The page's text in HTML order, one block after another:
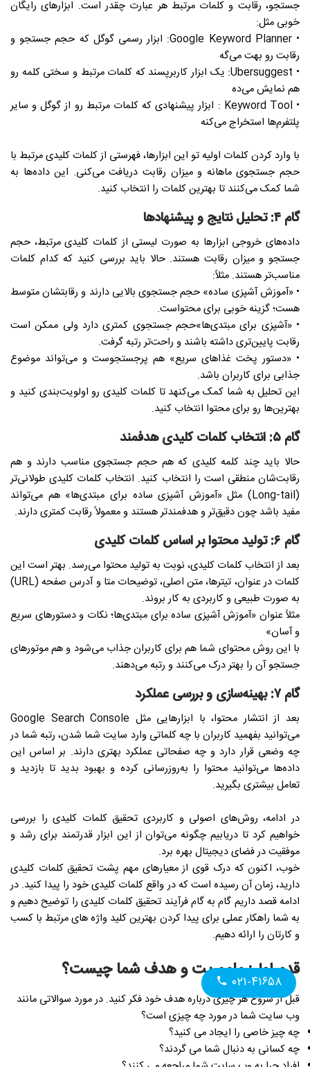
جستجو، رقابت و کلمات مرتبط هر عبارت چقدر است. ابزارهای رایگان
خوبی مثل:
• Google Keyword Planner: ابزار رسمی گوگل که حجم جستجو و
رقابت رو بهت می‌گه
• Ubersuggest: یک ابزار کاربرپسند که کلمات مرتبط و سختی کلمه رو
هم نمایش می‌ده
• Keyword Tool : ابزار پیشنهادی که کلمات مرتبط رو از گوگل و سایر
پلتفرم‌ها استخراج می‌کنه
با وارد کردن کلمات اولیه تو این ابزارها، فهرستی از کلمات کلیدی مرتبط با
حجم جستجوی ماهانه و میزان رقابت دریافت می‌کنی. این داده‌ها به
شما کمک می‌کنند تا بهترین کلمات را انتخاب کنید.
گام ۴: تحلیل نتایج و پیشنهادها
داده‌های خروجی ابزارها به صورت لیستی از کلمات کلیدی مرتبط، حجم
جستجو و میزان رقابت هستند. حالا باید بررسی کنید که کدام کلمات
مناسب‌تر هستند. مثلاً:
• «آموزش آشپزی ساده» حجم جستجوی بالایی دارند و رقابتشان متوسط
هست؛ گزینه خوبی برای محتواست.
• «آشپزی برای مبتدی‌ها»حجم جستجوی کمتری دارد ولی ممکن است
رقابت پایین‌تری داشته باشند و راحت‌تر رتبه گرفت.
• «دستور پخت غذاهای سریع» هم پرجستجوست و می‌تواند موضوع
جذابی برای کاربران باشد.
این تحلیل به شما کمک می‌کنهد تا کلمات کلیدی رو اولویت‌بندی کنید و
بهترین‌ها رو برای محتوا انتخاب کنید.
گام ۵: انتخاب کلمات کلیدی هدفمند
حالا باید چند کلمه کلیدی که هم حجم جستجوی مناسب دارند و هم
رقابت‌شان منطقی است را انتخاب کنید. انتخاب کلمات کلیدی طولانی‌تر
(Long-tail) مثل «آموزش آشپزی ساده برای مبتدی‌ها» هم می‌تواند
مفید باشد چون دقیق‌تر و هدفمندتر هستند و معمولاً رقابت کمتری دارند.
گام ۶: تولید محتوا بر اساس کلمات کلیدی
بعد از انتخاب کلمات کلیدی، نوبت به تولید محتوا می‌رسد. بهتر است این
کلمات در عنوان، تیترها، متن اصلی، توضیحات متا و آدرس صفحه (URL)
به صورت طبیعی و کاربردی به کار بروند.
مثلاً عنوان «آموزش آشپزی ساده برای مبتدی‌ها؛ نکات و دستورهای سریع
و آسان»
با این روش محتوای شما هم برای کاربران جذاب می‌شود و هم موتورهای
جستجو آن را بهتر درک می‌کنند و رتبه می‌دهند.
گام ۷: بهینه‌سازی و بررسی عملکرد
بعد از انتشار محتوا، با ابزارهایی مثل Google Search Console
می‌توانید بفهمید کاربران با چه کلماتی وارد سایت شما شدن، رتبه شما در
چه وضعی قرار دارد و چه صفحاتی عملکرد بهتری دارند. بر اساس این
داده‌ها می‌توانید محتوا را به‌روزرسانی کرده و بهبود بدید تا بازدید و
تعامل بیشتری بگیرید.
در ادامه، روش‌های اصولی و کاربردی تحقیق کلمات کلیدی را بررسی
خواهیم کرد تا دریابیم چگونه می‌توان از این ابزار قدرتمند برای رشد و
موفقیت در فضای دیجیتال بهره برد.
خوب، اکنون که درک قوی از معیارهای مهم پشت تحقیق کلمات کلیدی
دارید، زمان آن رسیده است که در واقع کلمات کلیدی خود را پیدا کنید. در
ادامه قصد داریم گام به گام فرآیند تحقیق کلمات کلیدی را توضیح دهیم و
به شما راهکار عملی برای پیدا کردن بهترین کلید واژه های مرتبط با کسب
و کارتان را ارائه دهیم.
قدم اول: ماموریت و هدف شما چیست؟
قبل از شروع هر چیزی درباره هدف خود فکر کنید. در مورد سوالاتی مانند
وب سایت شما در مورد چه چیزی است؟
چه چیز خاصی را ایجاد می کنید؟
چه کسانی به دنبال شما می گردند؟
۰۲۱-۴۱۶۵۸